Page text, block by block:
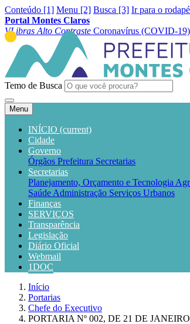
Conteúdo [1] Menu [2] Busca [3] Ir para o
Portal Montes Claros
VLibras Alto Contraste Coronavírus (COVID-19)
Temo de Busca
Menu
INÍCIO (current)
Cidade
Governo
Órgãos Prefeitura Secretarias
Secretarias
Planejamento, Orçamento e Tecnologia
Saúde Administração Serviços Urbanos
Finanças
SERVIÇOS
Transparência
Legislação
Diário Oficial
Webmail
1DOC
Início
Portarias
Chefe do Executivo
PORTARIA Nº 002, DE 21 DE